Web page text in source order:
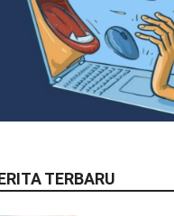
TERBARU